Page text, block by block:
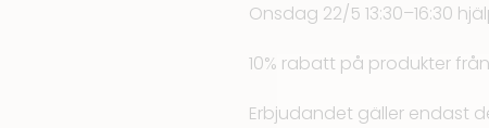
Onsdag 22/5 13:30–16:30
10% rabatt på produkter
Erbjudandet gäller endast